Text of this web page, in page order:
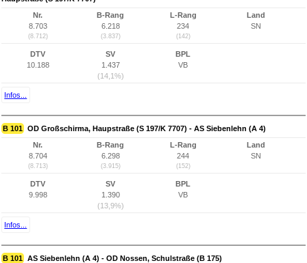
Nr.
8.703
(8.712)
B-Rang
6.218
(3.837)
L-Rang
234
(142)
Land
SN
DTV
10.188
SV
1.437
(14,1%)
BPL
VB
Infos...
B 101 OD Großschirma, Haupstraße (S 197/K 7707) - AS Siebenlehn (A 4)
Nr.
8.704
(8.713)
B-Rang
6.298
(3.915)
L-Rang
244
(152)
Land
SN
DTV
9.998
SV
1.390
(13,9%)
BPL
VB
Infos...
B 101 AS Siebenlehn (A 4) - OD Nossen, Schulstraße (B 175)